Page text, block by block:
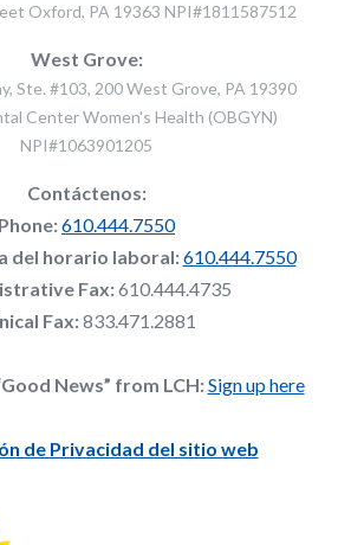
Oxford, PA 19363 NPI#1811587512
West Grove:
Ste. #103, 200 West Grove, PA 19390
Center Women's Health (OBGYN)
NPI#1063901205
Contáctenos:
Phone:610.444.7550
del horario laboral:610.444.7550
Fax:610.444.4735
Fax:833.471.2881
News” from LCH:Sign up here
de Privacidad del sitio web